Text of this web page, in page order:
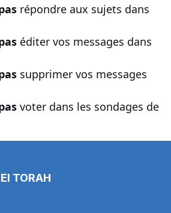
répondre aux sujets dans
éditer vos messages dans
supprimer vos messages
voter dans les sondages de
TORAH